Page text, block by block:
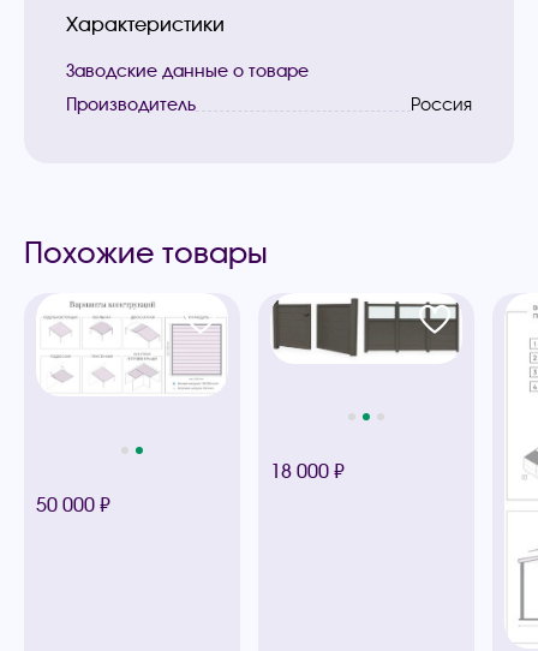
Характеристики
Заводские данные о товаре
Производитель
Россия
Похожие товары
50 000 ₽
18 000 ₽